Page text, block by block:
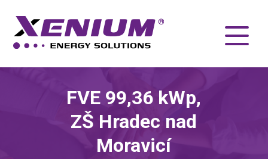
FVE 99,36 kWp,
ZŠ Hradec nad
Moravicí